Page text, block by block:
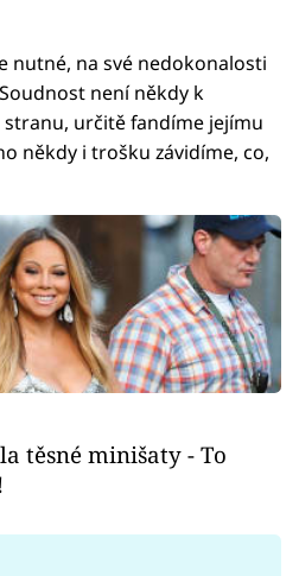
nutné, na své nedokonalosti
není někdy k
určitě fandíme jejímu
někdy i trošku závidíme, co,
těsné minišaty - To